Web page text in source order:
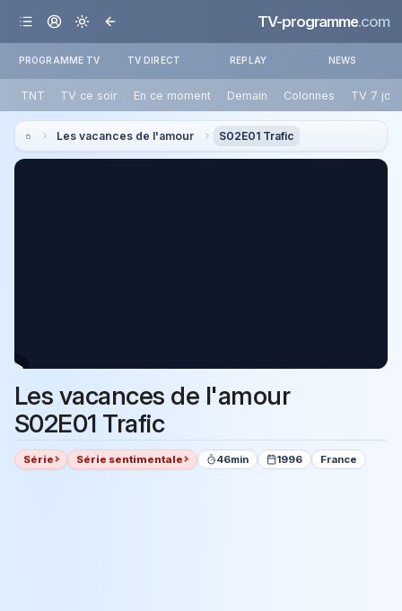
TV-programme.com
PROGRAMME TV TV DIRECT REPLAY NEWS
TNT TV ce soir En ce moment Demain Colonnes TV 7
Les vacances de l'amour S02E01 Trafic
Les vacances de l'amour
S02E01 Trafic
Série Série sentimentale 46min 1996 France